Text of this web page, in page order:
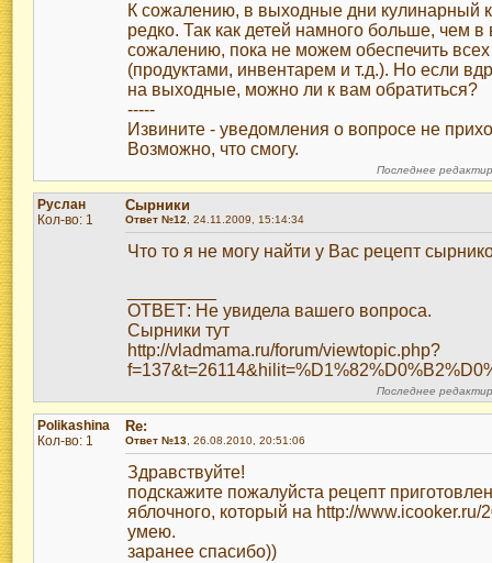
К сожалению, в выходные дни кулинарный
редко. Так как детей намного больше, чем
сожалению, пока не можем обеспечить
(продуктами, инвентарем и т.д.). Но если
на выходные, можно ли к вам обратиться?
-----
Извините - уведомления о вопросе не
Возможно, что смогу.
Последнее
Руслан
Кол-во: 1
Сырники
Ответ №12, 24.11.2009, 15:14:34
Что то я не могу найти у Вас рецепт
ОТВЕТ: Не увидела вашего вопроса.
Сырники тут
http://vladmama.ru/forum/viewtopic.php?
Последнее
Polikashina
Кол-во: 1
Re:
Ответ №13, 26.08.2010, 20:51:06
Здравствуйте!
подскажите пожалуйста рецепт
яблочного, который на http://www.icooker.ru/
умею.
заранее спасибо))